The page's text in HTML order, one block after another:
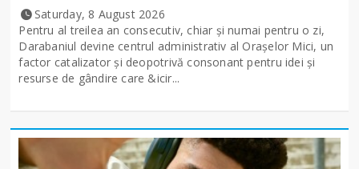
Saturday, 8 August 2026
Pentru al treilea an consecutiv, chiar și numai pentru o zi,
Darabaniul devine centrul administrativ al Orașelor Mici, un
factor catalizator și deopotrivă consonant pentru idei și
resurse de gândire care &icir...